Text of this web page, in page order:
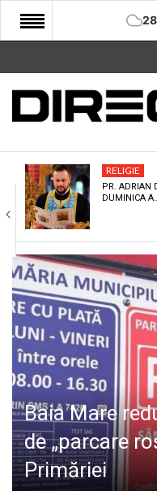
START
COMUNITATE
CULTURA
ECONOMIE
SANATATE
SPORT
SPECIAL
POLITIC
LIFE
RELIGIE
PR. ADRIAN
DUMINICA
Baia Mare
de „parcare
Primăriei